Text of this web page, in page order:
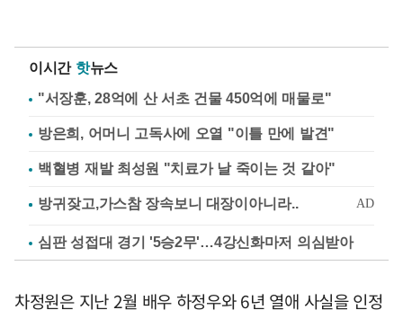
이시간 핫뉴스
"서장훈, 28억에 산 서초 건물 450억에 매물로"
방은희, 어머니 고독사에 오열 "이틀 만에 발견"
백혈병 재발 최성원 "치료가 날 죽이는 것 같아"
심판 성접대 경기 '5승2무'…4강신화마저 의심받아
차정원은 지난 2월 배우 하정우와 6년 열애 사실을 인정